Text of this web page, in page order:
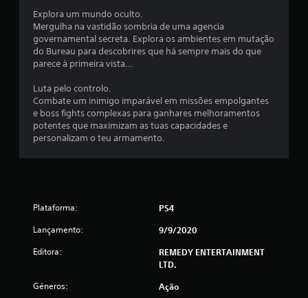
(
d
u
m
Explora um mundo oculto.
Mergulha na vastidão sombria de uma agencia
governamental secreta. Explora os ambientes em mutação
do Bureau para descobrires que há sempre mais do que
parece à primeira vista...
Luta pelo controlo.
Combate um inimigo imparável em missões empolgantes
e boss fights complexas para ganhares melhoramentos
potentes que maximizam as tuas capacidades e
personalizam o teu armamento.
Plataforma: PS4
Lançamento: 9/9/2020
Editora:
REMEDY ENTERTAINMENT
LTD.
Géneros: Ação